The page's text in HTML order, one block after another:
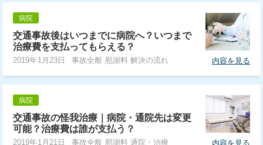
病院
交通事故後はいつまでに病院へ？いつまで
治療費を支払ってもらえる？
2019年1月23日 事故全般 慰謝料 解決の流れ 内容を見る
病院
交通事故の怪我治療｜病院・通院先は変更
可能？治療費は誰が支払う？
2019年1月21日 事故全般 慰謝料 通院・治療 内容を見る